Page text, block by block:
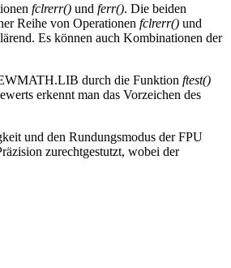
fclrerr() und ferr(). Die beiden
Reihe von Operationen fclrerr() und
Es können auch Kombinationen der
durch die Funktion ftest()
erkennt man das Vorzeichen des
und den Rundungsmodus der FPU
zurechtgestutzt, wobei der